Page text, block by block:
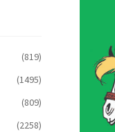
(819)
(1495)
(809)
(2258)